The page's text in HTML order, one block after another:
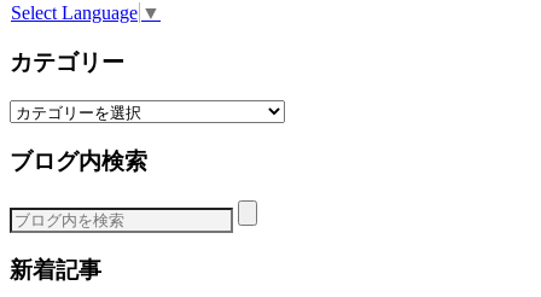
Select Language ▼
カテゴリー
カ
ゴ
ー
ブログ内検索
新着記事